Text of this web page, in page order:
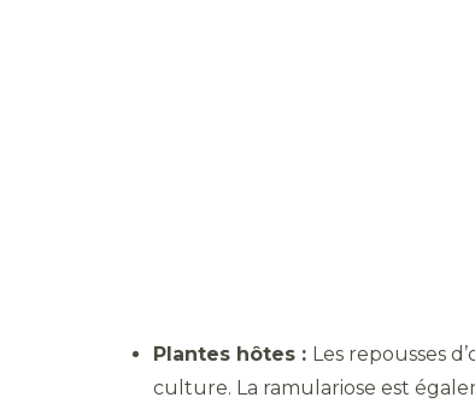
Plantes hôtes : Les repousses
culture. La ramulariose est